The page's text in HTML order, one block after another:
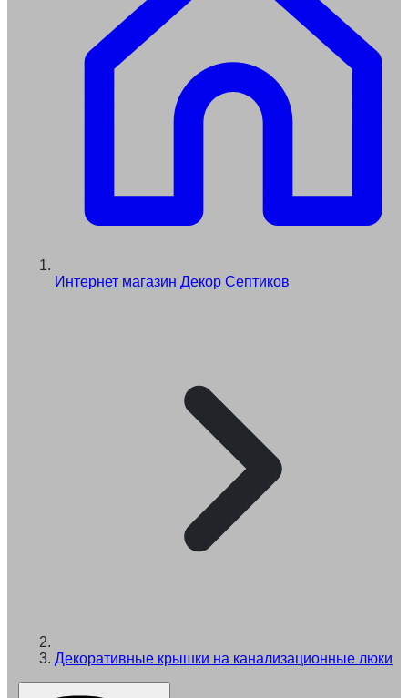
Интернет магазин Декор Септиков
Декоративные крышки на канализационные люки